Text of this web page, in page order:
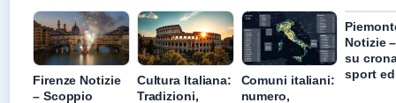
Firenze Notizie
– Scoppio
Cultura Italiana:
Tradizioni,
Comuni italiani:
numero,
Notizie
su
sport